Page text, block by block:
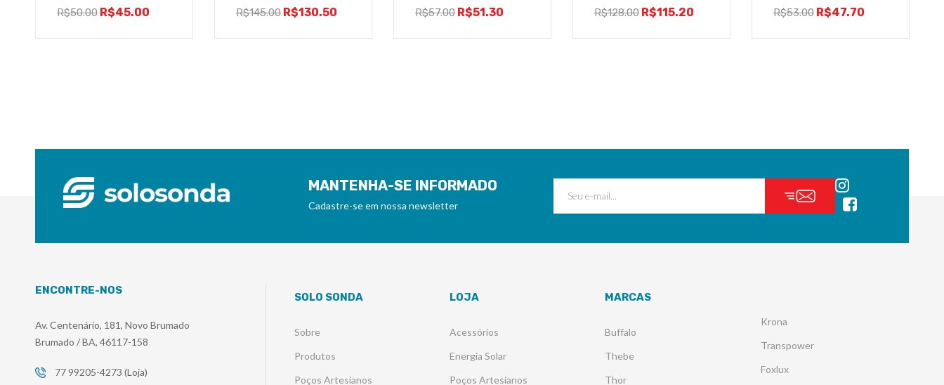
R$50.00 R$45.00
R$145.00 R$130.50
R$57.00 R$51.30
R$128.00 R$115.20
R$53.00 R$47.70
MANTENHA-SE INFORMADO
Cadastre-se em nossa newsletter
ENCONTRE-NOS
Av. Centenário, 181, Novo Brumado
Brumado / BA, 46117-158
77 99205-4273 (Loja)
SOLO SONDA
Sobre
Produtos
Poços Artesianos
LOJA
Acessórios
Energia Solar
Poços Artesianos
MARCAS
Buffalo
Thebe
Thor
Krona
Transpower
Foxlux